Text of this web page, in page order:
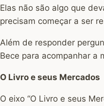
Elas não são algo que
precisam começar a ser
Além de responder
Bece para acompanhar a
O Livro e seus Mercados
O eixo “O Livro e seus